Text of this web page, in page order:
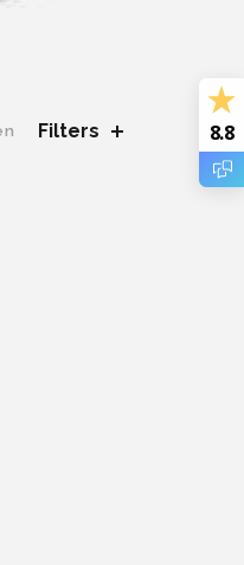
Gesorteerd
Filters 8.8